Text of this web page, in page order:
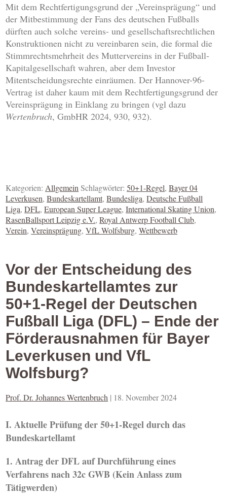
Mit dem Rechtfertigungsgrund der „Vereinsprägung“ und
der Mitbestimmung der Fans des deutschen Fußballs
dürften auch solche vereins- und gesellschaftsrechtlichen
Konstruktionen nicht zu vereinbaren sein, die formal die
Stimmrechtsmehrheit des Muttervereins in der Fußball-
Kapitalgesellschaft wahren, aber dem Investor
Mitentscheidungsrechte einräumen. Der Hannover-96-
Vertrag ist daher kaum mit dem Rechtfertigungsgrund der
Vereinsprägung in Einklang zu bringen (vgl dazu
Wertenbruch, GmbHR 2024, 930, 932).
Kategorien:AllgemeinSchlagwörter:50+1-Regel,Bayer 04
Leverkusen,Bundeskartellamt,Bundesliga,Deutsche Fußball
Liga,DFL,European Super League,International Skating Union,
RasenBallsport Leipzig e.V.,Royal Antwerp Football Club,
Verein,Vereinsprägung,VfL Wolfsburg,Wettbewerb
Vor der Entscheidung des
Bundeskartellamtes zur
50+1-Regel der Deutschen
Fußball Liga (DFL) – Ende der
Förderausnahmen für Bayer
Leverkusen und VfL
Wolfsburg?
Prof. Dr. Johannes Wertenbruch | 18. November 2024
I. Aktuelle Prüfung der 50+1-Regel durch das
Bundeskartellamt
1. Antrag der DFL auf Durchführung eines
Verfahrens nach 32c GWB (Kein Anlass zum
Tätigwerden)